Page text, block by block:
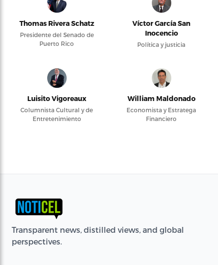
Thomas Rivera Schatz
Presidente del Senado de
Puerto Rico
Víctor García San
Inocencio
Política y justicia
Luisito Vigoreaux
Columnista Cultural y de
Entretenimiento
William Maldonado
Economista y Estratega
Financiero
Transparent news, distilled views, and global
perspectives.